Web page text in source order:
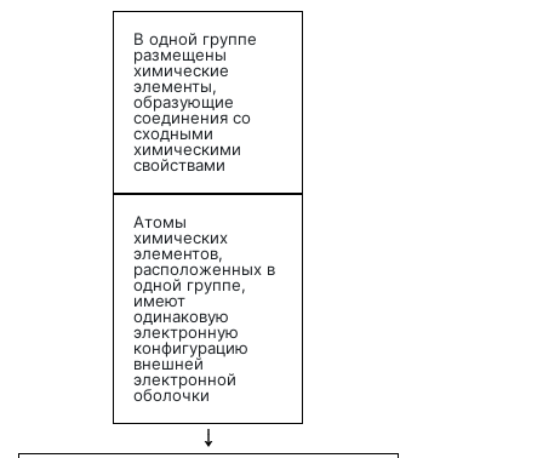
В одной группе
размещены
химические
элементы,
образующие
соединения со
сходными
химическими
свойствами
Атомы
химических
элементов,
расположенных в
одной группе,
имеют
одинаковую
электронную
конфигурацию
внешней
электронной
оболочки